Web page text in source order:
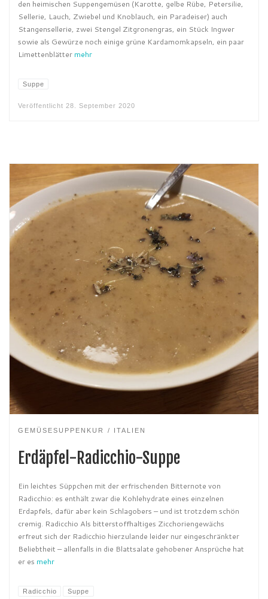
den heimischen Suppengemüsen (Karotte, gelbe Rübe, Petersilie,
Sellerie, Lauch, Zwiebel und Knoblauch, ein Paradeiser) auch
Stangensellerie, zwei Stengel Zitgronengras, ein Stück Ingwer
sowie als Gewürze noch einige grüne Kardamomkapseln, ein paar
Limettenblätter mehr
Suppe
Veröffentlicht 28. September 2020
GEMÜSESUPPENKUR ITALIEN
Erdäpfel-Radicchio-Suppe
Ein leichtes Süppchen mit der erfrischenden Bitternote von
Radicchio: es enthält zwar die Kohlehydrate eines einzelnen
Erdapfels, dafür aber kein Schlagobers – und ist trotzdem schön
cremig. Radicchio Als bitterstoffhaltiges Zicchoriengewächs
erfreut sich der Radicchio hierzulande leider nur eingeschränkter
Beliebtheit – allenfalls in die Blattsalate gehobener Ansprüche hat
er es mehr
Radicchio Suppe